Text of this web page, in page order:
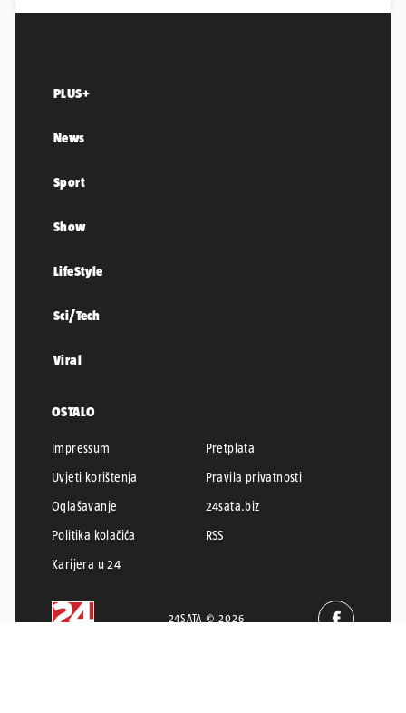
PLUS+
News
Sport
Show
LifeStyle
Sci/Tech
Viral
OSTALO
Impressum
Pretplata
Uvjeti korištenja
Pravila privatnosti
Oglašavanje
24sata.biz
Politika kolačića
RSS
Karijera u 24
24SATA © 2026